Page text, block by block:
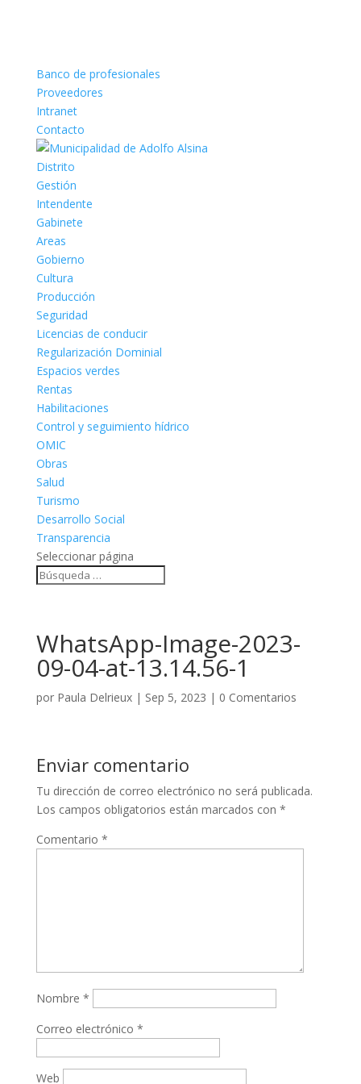
Banco de profesionales
Proveedores
Intranet
Contacto
Distrito
Gestión
Intendente
Gabinete
Areas
Gobierno
Cultura
Producción
Seguridad
Licencias de conducir
Regularización Dominial
Espacios verdes
Rentas
Habilitaciones
Control y seguimiento hídrico
OMIC
Obras
Salud
Turismo
Desarrollo Social
Transparencia
Seleccionar página
WhatsApp-Image-2023-
09-04-at-13.14.56-1
por Paula Delrieux| Sep 5, 2023 | 0 Comentarios
Enviar comentario
Tu dirección de correo electrónico no será publicada.
Los campos obligatorios están marcados con *
Comentario *
Nombre *
Correo electrónico *
Web